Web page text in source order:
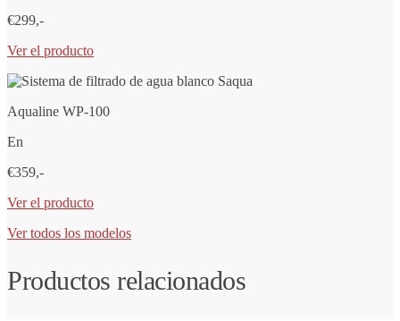
€299,-
Ver el producto
Aqualine WP-100
En
€359,-
Ver el producto
Ver todos los modelos
Productos relacionados